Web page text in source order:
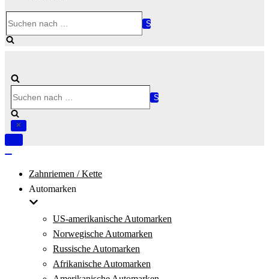
nach …
nach …
Navigation
Zahnriemen / Kette
Automarken
US-amerikanische Automarken
Norwegische Automarken
Russische Automarken
Afrikanische Automarken